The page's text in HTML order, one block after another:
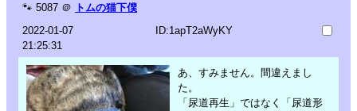
🐾 5087 ＠ トムの猫下僕
2022-01-07
21:25:31
ID:1apT2aWyKY
あ、すみません。間違えまし
た。
「尿道再生」ではなく「尿道形